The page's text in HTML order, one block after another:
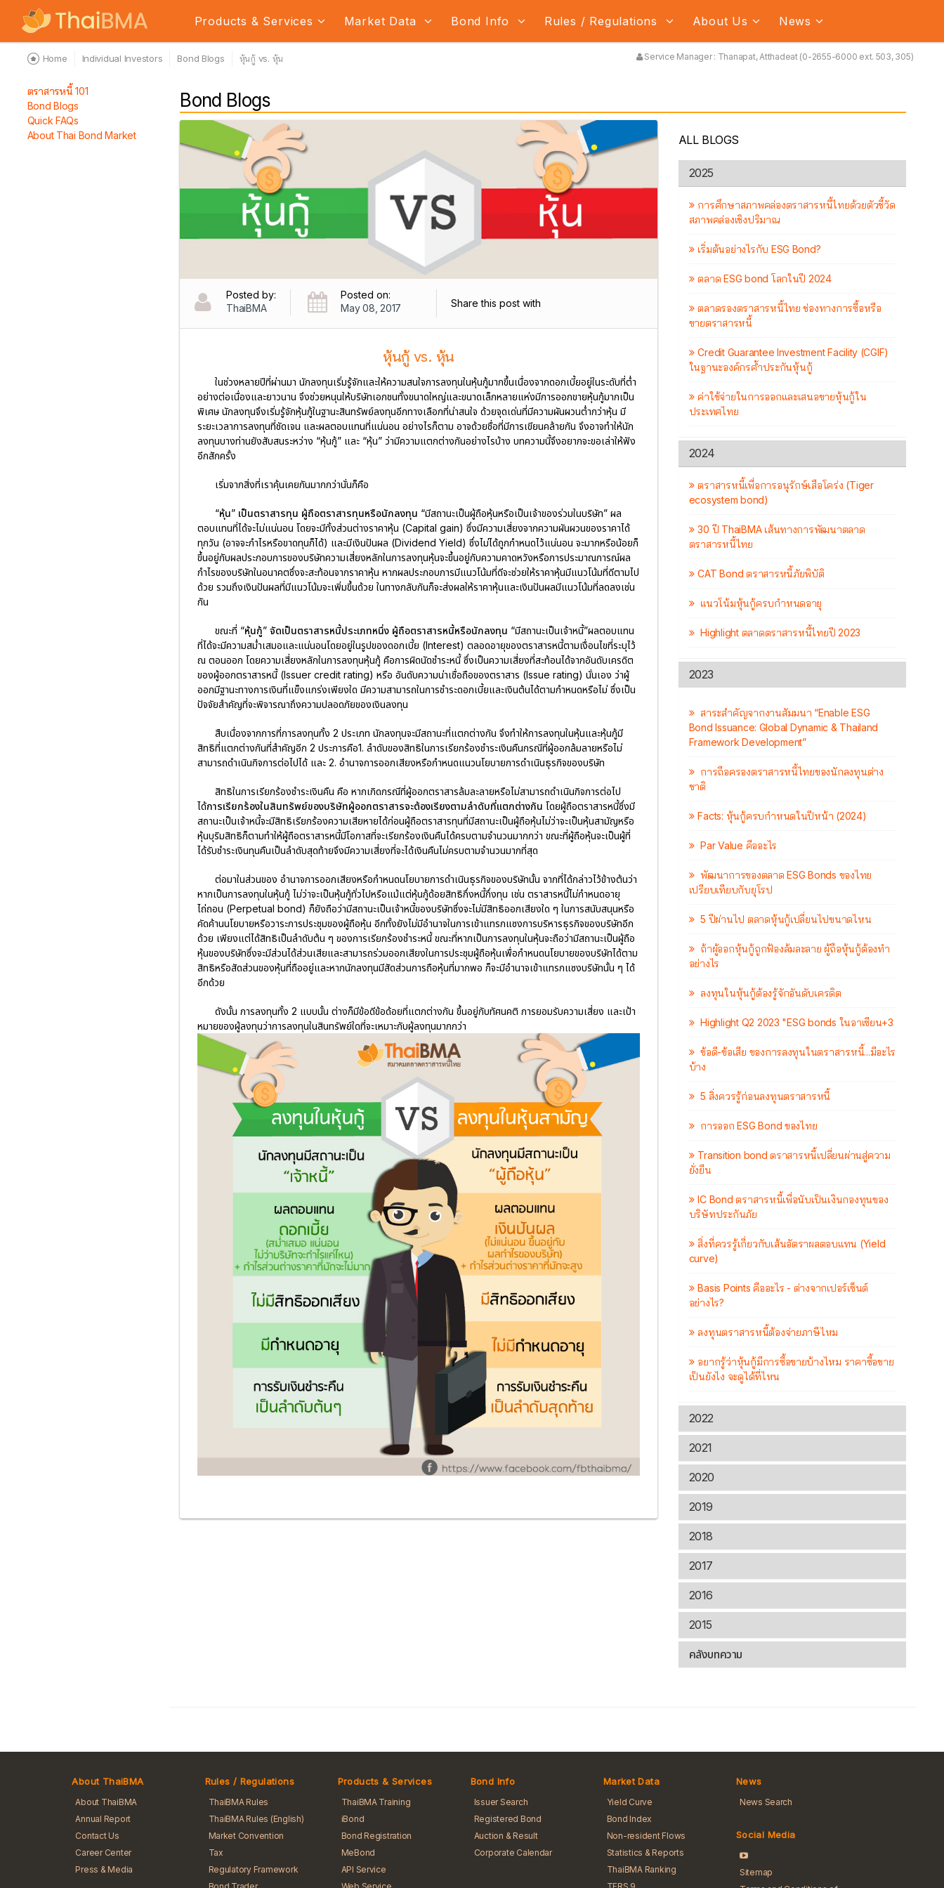
Products & Services Market Data Bond Info Rules / Regulations About Us News
Home Individual Investors Bond Blogs หุ้นกู้ vs. หุ้น Service Manager : Thanapat, Atthadeat (0-2655-6000 ext. 503, 305)
ตราสารหนี้ 101
Bond Blogs
Quick FAQs
About Thai Bond Market
Bond Blogs
Posted by:
ThaiBMA
Posted on:
May 08, 2017
Share this post with
หุ้นกู้ vs. หุ้น
ในช่วงหลายปีที่ผ่านมา นักลงทุนเริ่มรู้จักและให้ความสนใจการลงทุนในหุ้นกู้มากขึ้นเนื่องจากดอกเบี้ยอยู่ในระดับที่ต่ำ
อย่างต่อเนื่องและยาวนาน จึงช่วยหนุนให้บริษัทเอกชนทั้งขนาดใหญ่และขนาดเล็กหลายแห่งมีการออกขายหุ้นกู้มากเป็น
พิเศษ นักลงทุนจึงเริ่มรู้จักหุ้นกู้ในฐานะสินทรัพย์ลงทุนอีกทางเลือกที่น่าสนใจ ด้วยจุดเด่นที่มีความผันผวนต่ำกว่าหุ้น มี
ระยะเวลาการลงทุนที่ชัดเจน และผลตอบแทนที่แน่นอน อย่างไรก็ตาม อาจด้วยชื่อที่มีการเขียนคล้ายกัน จึงอาจทำให้นัก
ลงทุนบางท่านยังสับสนระหว่าง “หุ้นกู้” และ “หุ้น” ว่ามีความแตกต่างกันอย่างไรบ้าง บทความนี้จึงอยากจะขอเล่าให้ฟัง
อีกสักครั้ง
เริ่มจากสิ่งที่เราคุ้นเคยกันมากกว่านั่นก็คือ
“หุ้น” เป็นตราสารทุน ผู้ถือตราสารทุนหรือนักลงทุน “มีสถานะเป็นผู้ถือหุ้นหรือเป็นเจ้าของร่วมในบริษัท” ผล
ตอบแทนที่ได้จะไม่แน่นอน โดยจะมีทั้งส่วนต่างราคาหุ้น (Capital gain) ซึ่งมีความเสี่ยงจากความผันผวนของราคาได้
ทุกวัน (อาจจะกำไรหรือขาดทุนก็ได้) และมีเงินปันผล (Dividend Yield) ซึ่งไม่ได้ถูกกำหนดไว้แน่นอน จะมากหรือน้อยก็
ขึ้นอยู่กับผลประกอบการของบริษัทความเสี่ยงหลักในการลงทุนหุ้นจะขึ้นอยู่กับความคาดหวังหรือการประมาณการณ์ผล
กำไรของบริษัทในอนาคตซึ่งจะสะท้อนจากราคาหุ้น หากผลประกอบการมีแนวโน้มที่ดีจะช่วยให้ราคาหุ้นมีแนวโน้มที่ดีตามไป
ด้วย รวมถึงเงินปันผลที่มีแนวโน้มจะเพิ่มขึ้นด้วย ในทางกลับกันก็จะส่งผลให้ราคาหุ้นและเงินปันผลมีแนวโน้มที่ลดลงเช่น
กัน
ขณะที่ “หุ้นกู้” จัดเป็นตราสารหนี้ประเภทหนึ่ง ผู้ถือตราสารหนี้หรือนักลงทุน “มีสถานะเป็นเจ้าหนี้”ผลตอบแทน
ที่ได้จะมีความสม่ำเสมอและแน่นอนโดยอยู่ในรูปของดอกเบี้ย (Interest) ตลอดอายุของตราสารหนี้ตามเงื่อนไขที่ระบุไว้
ณ ตอนออก โดยความเสี่ยงหลักในการลงทุนหุ้นกู้ คือการผิดนัดชำระหนี้ ซึ่งเป็นความเสี่ยงที่สะท้อนได้จากอันดับเครดิต
ของผู้ออกตราสารหนี้ (Issuer credit rating) หรือ อันดับความน่าเชื่อถือของตราสาร (Issue rating) นั่นเอง ว่าผู้
ออกมีฐานะทางการเงินที่แข็งแกร่งเพียงใด มีความสามารถในการชำระดอกเบี้ยและเงินต้นได้ตามกำหนดหรือไม่ ซึ่งเป็น
ปัจจัยสำคัญที่จะพิจารณาถึงความปลอดภัยของเงินลงทุน
สืบเนื่องจากการที่การลงทุนทั้ง 2 ประเภท นักลงทุนจะมีสถานะที่แตกต่างกัน จึงทำให้การลงทุนในหุ้นและหุ้นกู้มี
สิทธิที่แตกต่างกันที่สำคัญอีก 2 ประการคือ1. ลำดับของสิทธิในการเรียกร้องชำระเงินคืนกรณีที่ผู้ออกล้มลายหรือไม่
สามารถดำเนินกิจการต่อไปได้ และ 2. อำนาจการออกเสียงหรือกำหนดแนวนโยบายการดำเนินธุรกิจของบริษัท
สิทธิในการเรียกร้องชำระเงินคืน คือ หากเกิดกรณีที่ผู้ออกตราสารล้มละลายหรือไม่สามารถดำเนินกิจการต่อไป
ได้การเรียกร้องในสินทรัพย์ของบริษัทผู้ออกตราสารจะต้องเรียงตามลำดับที่แตกต่างกัน โดยผู้ถือตราสารหนี้ซึ่งมี
สถานะเป็นเจ้าหนี้จะมีสิทธิเรียกร้องความเสียหายได้ก่อนผู้ถือตราสารทุนที่มีสถานะเป็นผู้ถือหุ้นไม่ว่าจะเป็นหุ้นสามัญหรือ
หุ้นบุริมสิทธิก็ตามทำให้ผู้ถือตราสารหนี้มีโอกาสที่จะเรียกร้องเงินคืนได้ครบตามจำนวนมากกว่า ขณะที่ผู้ถือหุ้นจะเป็นผู้ที่
ได้รับชำระเงินทุนคืนเป็นลำดับสุดท้ายจึงมีความเสี่ยงที่จะได้เงินคืนไม่ครบตามจำนวนมากที่สุด
ต่อมาในส่วนของ อำนาจการออกเสียงหรือกำหนดนโยบายการดำเนินธุรกิจของบริษัทนั้น จากที่ได้กล่าวไว้ข้างต้นว่า
หากเป็นการลงทุนในหุ้นกู้ ไม่ว่าจะเป็นหุ้นกู้ทั่วไปหรือแม้แต่หุ้นกู้ด้อยสิทธิกึ่งหนี้กึ่งทุน เช่น ตราสารหนี้ไม่กำหนดอายุ
ไถ่ถอน (Perpetual bond) ก็ยังถือว่ามีสถานะเป็นเจ้าหนี้ของบริษัทซึ่งจะไม่มีสิทธิออกเสียงใด ๆ ในการสนับสนุนหรือ
คัดค้านนโยบายหรือวาระการประชุมของผู้ถือหุ้น อีกทั้งยังไม่มีอำนาจในการเข้าแทรกแซงการบริหารธุรกิจของบริษัทอีก
ด้วย เพียงแต่ได้สิทธิเป็นลำดับต้น ๆ ของการเรียกร้องชำระหนี้ ขณะที่หากเป็นการลงทุนในหุ้นจะถือว่ามีสถานะเป็นผู้ถือ
หุ้นของบริษัทซึ่งจะมีส่วนได้ส่วนเสียและสามารถร่วมออกเสียงในการประชุมผู้ถือหุ้นเพื่อกำหนดนโยบายของบริษัทได้ตาม
สิทธิหรือสัดส่วนของหุ้นที่ถืออยู่และหากนักลงทุนมีสัดส่วนการถือหุ้นที่มากพอ ก็จะมีอำนาจเข้าแทรกแซงบริษัทนั้น ๆ ได้
อีกด้วย
ดังนั้น การลงทุนทั้ง 2 แบบนั้น ต่างก็มีข้อดีข้อด้อยที่แตกต่างกัน ขึ้นอยู่กับทัศนคติ การยอมรับความเสี่ยง และเป้า
หมายของผู้ลงทุนว่าการลงทุนในสินทรัพย์ใดที่จะเหมาะกับผู้ลงทุนมากกว่า
ALL BLOGS
2025
การศึกษาสภาพคล่องตราสารหนี้ไทยด้วยตัวชี้วัด
สภาพคล่องเชิงปริมาณ
เริ่มต้นอย่างไรกับ ESG Bond?
ตลาด ESG bond โลกในปี 2024
ตลาดรองตราสารหนี้ไทย ช่องทางการซื้อหรือ
ขายตราสารหนี้
Credit Guarantee Investment Facility (CGIF)
ในฐานะองค์กรค้ำประกันหุ้นกู้
ค่าใช้จ่ายในการออกและเสนอขายหุ้นกู้ใน
ประเทศไทย
2024
ตราสารหนี้เพื่อการอนุรักษ์เสือโคร่ง (Tiger
ecosystem bond)
30 ปี ThaiBMA เส้นทางการพัฒนาตลาด
ตราสารหนี้ไทย
CAT Bond ตราสารหนี้ภัยพิบัติ
แนวโน้มหุ้นกู้ครบกำหนดอายุ
Highlight ตลาดตราสารหนี้ไทยปี 2023
2023
สาระสำคัญจากงานสัมมนา “Enable ESG
Bond Issuance: Global Dynamic & Thailand
Framework Development”
การถือครองตราสารหนี้ไทยของนักลงทุนต่าง
ชาติ
Facts: หุ้นกู้ครบกำหนดในปีหน้า (2024)
Par Value คืออะไร
พัฒนาการของตลาด ESG Bonds ของไทย
เปรียบเทียบกับยุโรป
5 ปีผ่านไป ตลาดหุ้นกู้เปลี่ยนไปขนาดไหน
ถ้าผู้ออกหุ้นกู้ถูกฟ้องล้มละลาย ผู้ถือหุ้นกู้ต้องทำ
อย่างไร
ลงทุนในหุ้นกู้ต้องรู้จักอันดับเครดิต
Highlight Q2 2023 "ESG bonds ในอาเซียน+3
ข้อดี-ข้อเสีย ของการลงทุนในตราสารหนี้...มีอะไร
บ้าง
5 สิ่งควรรู้ก่อนลงทุนตราสารหนี้
การออก ESG Bond ของไทย
Transition bond ตราสารหนี้เปลี่ยนผ่านสู่ความ
ยั่งยืน
IC Bond ตราสารหนี้เพื่อนับเป็นเงินกองทุนของ
บริษัทประกันภัย
สิ่งที่ควรรู้เกี่ยวกับเส้นอัตราผลตอบแทน (Yield
curve)
Basis Points คืออะไร - ต่างจากเปอร์เซ็นต์
อย่างไร?
ลงทุนตราสารหนี้ต้องจ่ายภาษีไหม
อยากรู้ว่าหุ้นกู้มีการซื้อขายบ้างไหม ราคาซื้อขาย
เป็นยังไง จะดูได้ที่ไหน
2022
2021
2020
2019
2018
2017
2016
2015
คลังบทความ
About ThaiBMA
About ThaiBMA
Annual Report
Contact Us
Career Center
Press & Media
Rules / Regulations
ThaiBMA Rules
ThaiBMA Rules (English)
Market Convention
Tax
Regulatory Framework
Products & Services
ThaiBMA Training
iBond
Bond Registration
MeBond
API Service
Bond Info
Issuer Search
Registered Bond
Auction & Result
Corporate Calendar
Market Data
Yield Curve
Bond Index
Non-resident Flows
Statistics & Reports
ThaiBMA Ranking
News
News Search
Social Media
Sitemap